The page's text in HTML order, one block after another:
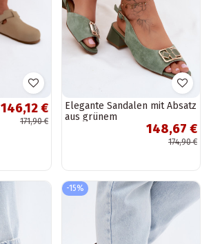
146,12 €
171,90 €
Elegante Sandalen mit Absatz
aus grünem
Kunstveloursleder148,67 €
174,90 €
-15%